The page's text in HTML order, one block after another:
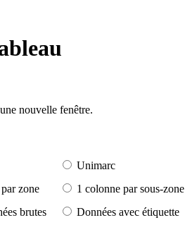
nouvelle fenêtre.
Unimarc
zone
1 colonne par sous-zone
brutes Données avec étiquette